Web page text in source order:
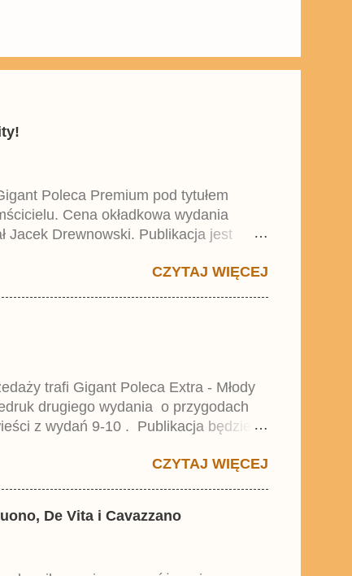
Poleca Premium pod tytułem
Cena okładkowa wydania
Jacek Drewnowski. Publikacja jest
CZYTAJ WIĘCEJ
trafi Gigant Poleca Extra - Młody
drugiego wydania o przygodach
z wydań 9-10 . Publikacja będzie
CZYTAJ WIĘCEJ
De Vita i Cavazzano